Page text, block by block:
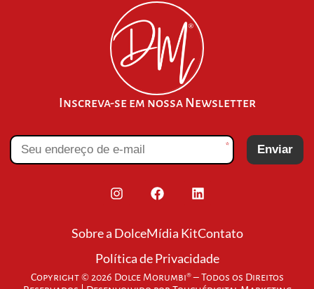
Inscreva-se em nossa Newsletter
* Enviar
Sobre a DolceMídia KitContato
Política de Privacidade
Copyright © 2026 Dolce Morumbi® – Todos os Direitos